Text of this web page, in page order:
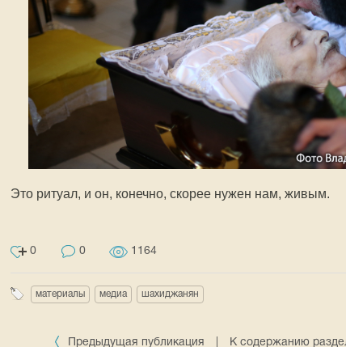
Это ритуал, и он, конечно, скорее нужен нам, живым.
0 0 1164
материалы медиа шахиджанян
Предыдущая публикация К содержанию